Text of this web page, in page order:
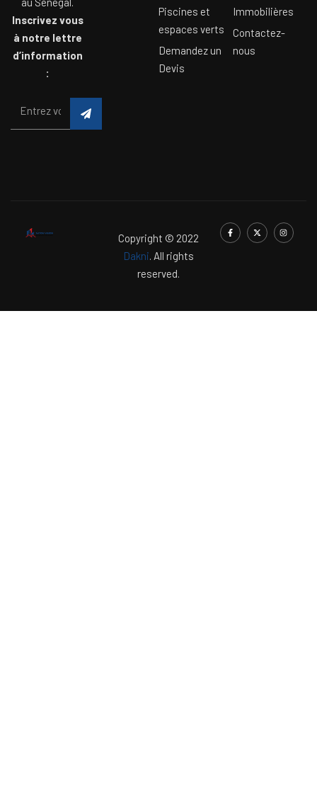
Inscrivez vous
à notre lettre
d’information
:
Piscines et
espaces verts
Demandez un
Devis
Immobilières
Contactez-
nous
Copyright © 2022
Dakni. All rights
reserved.